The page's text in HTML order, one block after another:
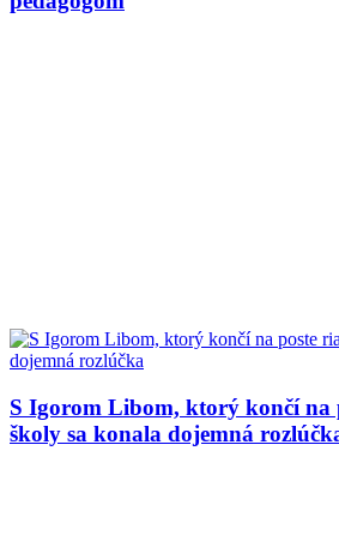
S Igorom Libom, ktorý končí na
školy sa konala dojemná